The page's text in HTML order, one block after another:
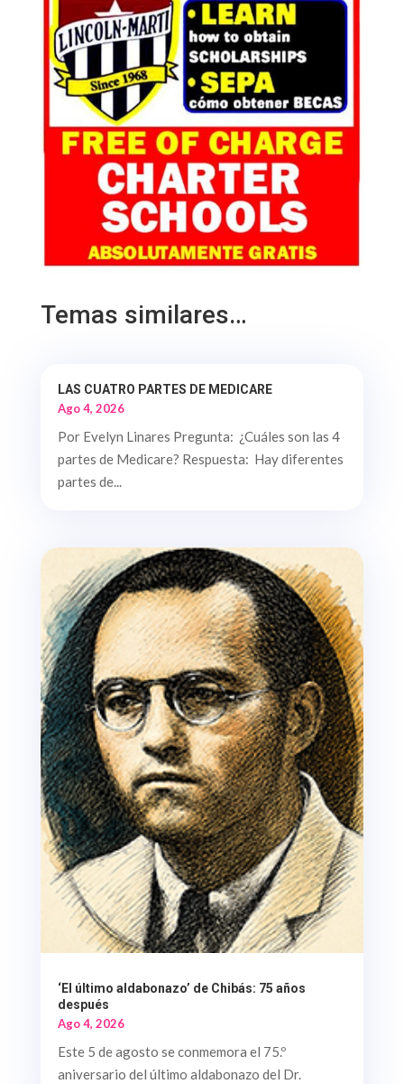
Temas similares…
LAS CUATRO PARTES DE MEDICARE
Ago 4, 2026
Por Evelyn Linares Pregunta: ¿Cuáles son las 4
partes de Medicare? Respuesta: Hay diferentes
partes de...
‘El último aldabonazo’ de Chibás: 75 años
después
Ago 4, 2026
Este 5 de agosto se conmemora el 75.º
aniversario del último aldabonazo del Dr.